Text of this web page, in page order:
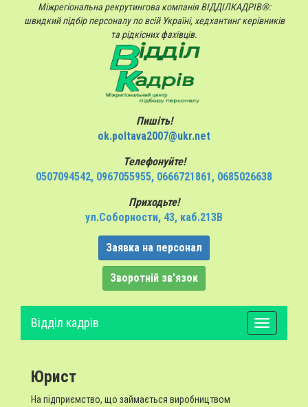
Міжрегіональна рекрутингова компанія ВІДДІЛКАДРІВ®:
швидкий підбір персоналу по всій Україні, хедхантинг керівників
та рідкісних фахівців.
Пишіть!
ok.poltava2007@ukr.net
Телефонуйте!
0507094542, 0967055955, 0666721861, 0685026638
Приходьте!
ул.Соборности, 43, каб.213В
Заявка на персонал
Зворотній зв'язок
Відділ кадрів
Юрист
На підприємство, що займається виробництвом